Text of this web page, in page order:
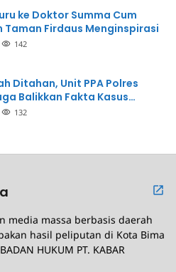
ke Doktor Summa Cum
Taman Firdaus Menginspirasi
142
Ditahan, Unit PPA Polres
Balikkan Fakta Kasus
132
media massa berbasis daerah
hasil peliputan di Kota Bima
HUKUM PT. KABAR